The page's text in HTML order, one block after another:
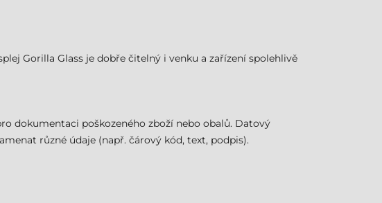
Gorilla Glass je dobře čitelný i venku a zařízení spolehlivě
dokumentaci poškozeného zboží nebo obalů. Datový
různé údaje (např. čárový kód, text, podpis).